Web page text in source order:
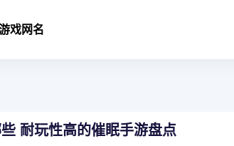
戏网名
耐玩性高的催眠手游盘点